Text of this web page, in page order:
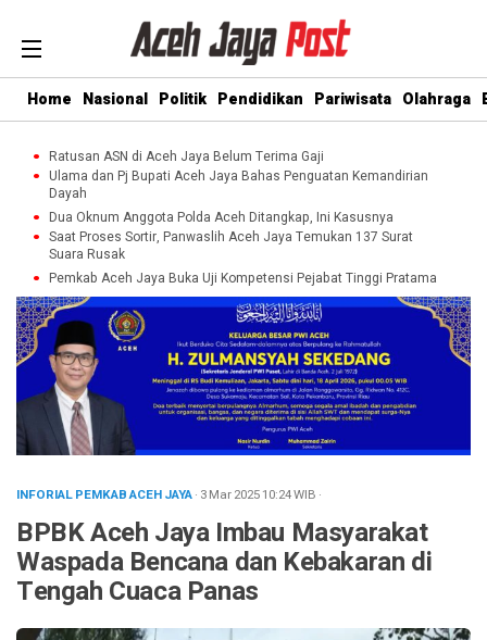
Home Nasional Politik Pendidikan Pariwisata Olahraga
Ratusan ASN di Aceh Jaya Belum Terima Gaji
Ulama dan Pj Bupati Aceh Jaya Bahas Penguatan Kemandirian
Dayah
Dua Oknum Anggota Polda Aceh Ditangkap, Ini Kasusnya
Saat Proses Sortir, Panwaslih Aceh Jaya Temukan 137 Surat
Suara Rusak
Pemkab Aceh Jaya Buka Uji Kompetensi Pejabat Tinggi Pratama
INFORIAL PEMKAB ACEH JAYA· 3 Mar 202510:24WIB ·
BPBK Aceh Jaya Imbau Masyarakat
Waspada Bencana dan Kebakaran di
Tengah Cuaca Panas